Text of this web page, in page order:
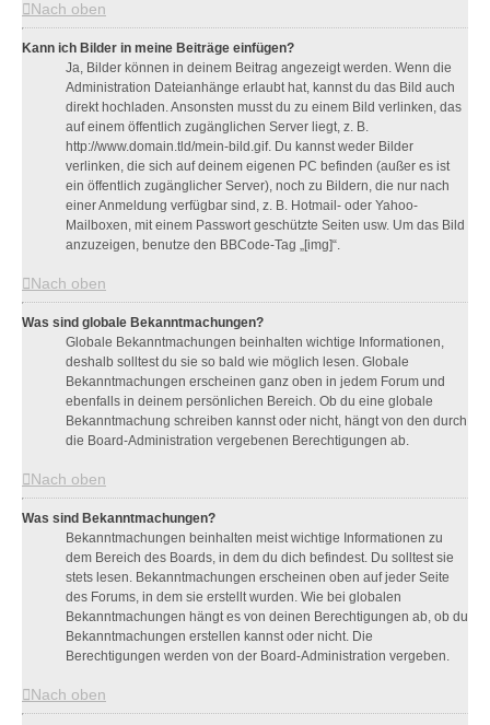
Nach oben
Kann ich Bilder in meine Beiträge einfügen?
Ja, Bilder können in deinem Beitrag angezeigt werden. Wenn die
Administration Dateianhänge erlaubt hat, kannst du das Bild auch
direkt hochladen. Ansonsten musst du zu einem Bild verlinken, das
auf einem öffentlich zugänglichen Server liegt, z. B.
http://www.domain.tld/mein-bild.gif. Du kannst weder Bilder
verlinken, die sich auf deinem eigenen PC befinden (außer es ist
ein öffentlich zugänglicher Server), noch zu Bildern, die nur nach
einer Anmeldung verfügbar sind, z. B. Hotmail- oder Yahoo-
Mailboxen, mit einem Passwort geschützte Seiten usw. Um das Bild
anzuzeigen, benutze den BBCode-Tag „[img]“.
Nach oben
Was sind globale Bekanntmachungen?
Globale Bekanntmachungen beinhalten wichtige Informationen,
deshalb solltest du sie so bald wie möglich lesen. Globale
Bekanntmachungen erscheinen ganz oben in jedem Forum und
ebenfalls in deinem persönlichen Bereich. Ob du eine globale
Bekanntmachung schreiben kannst oder nicht, hängt von den durch
die Board-Administration vergebenen Berechtigungen ab.
Nach oben
Was sind Bekanntmachungen?
Bekanntmachungen beinhalten meist wichtige Informationen zu
dem Bereich des Boards, in dem du dich befindest. Du solltest sie
stets lesen. Bekanntmachungen erscheinen oben auf jeder Seite
des Forums, in dem sie erstellt wurden. Wie bei globalen
Bekanntmachungen hängt es von deinen Berechtigungen ab, ob du
Bekanntmachungen erstellen kannst oder nicht. Die
Berechtigungen werden von der Board-Administration vergeben.
Nach oben